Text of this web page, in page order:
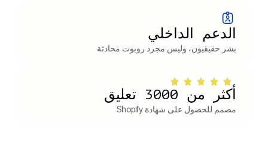
الدعم الداخلي
بشر حقيقيون، وليس مجرد روبوت محادثة
أكثر من 3000 تعليق
مصمم للحصول على شهادة Shopify